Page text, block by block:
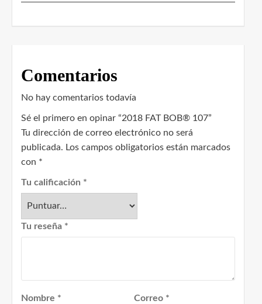
Comentarios
No hay comentarios todavía
Sé el primero en opinar “2018 FAT BOB® 107”
Tu dirección de correo electrónico no será
publicada. Los campos obligatorios están marcados
con *
Tu calificación *
Tu reseña *
Nombre * Correo *